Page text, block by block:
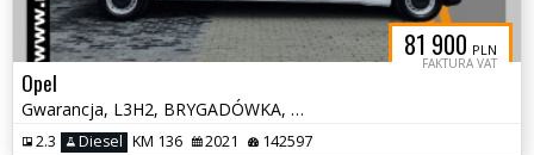
81 900 PLN
FAKTURA VAT
Opel
Gwarancja, L3H2, BRYGADÓWKA, DOKA, nawigacja, klima, tempomat, hak
2.3 Diesel KM 136 2021 142597